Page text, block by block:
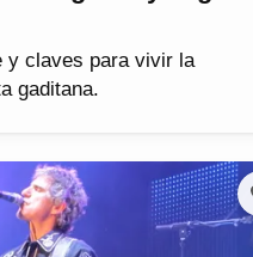
y claves para vivir la
gaditana.